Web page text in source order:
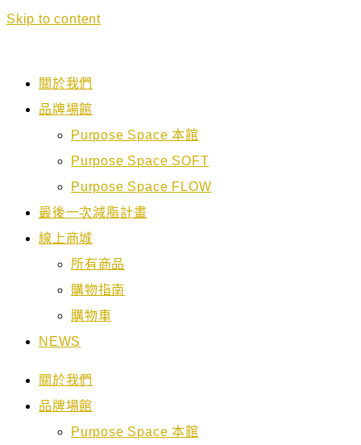
Skip to content
關於我們
品牌場館
Purpose Space 本館
Purpose Space SOFT
Purpose Space FLOW
最後一次減脂計畫
線上商城
所有商品
購物指南
購物車
NEWS
關於我們
品牌場館
Purpose Space 本館